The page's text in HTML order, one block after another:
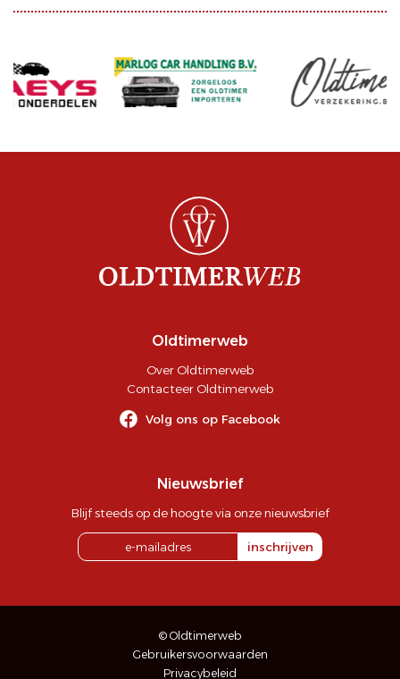
Oldtimerweb
Over Oldtimerweb
Contacteer Oldtimerweb
Volg ons op Facebook
Nieuwsbrief
Blijf steeds op de hoogte via onze nieuwsbrief
inschrijven
© Oldtimerweb
Gebruikersvoorwaarden
Privacybeleid